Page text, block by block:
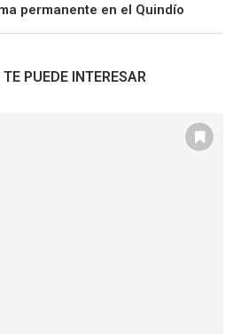
permanente en el Quindío
PUEDE INTERESAR